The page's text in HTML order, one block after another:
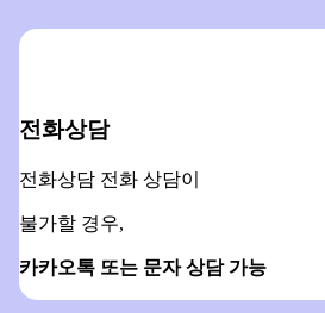
전화상담
전화상담 전화 상담이
불가할 경우,
카카오톡 또는 문자 상담 가능